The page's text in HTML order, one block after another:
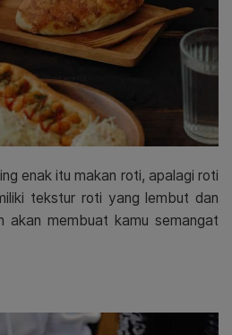
enak itu makan roti, apalagi roti
tekstur roti yang lembut dan
akan membuat kamu semangat